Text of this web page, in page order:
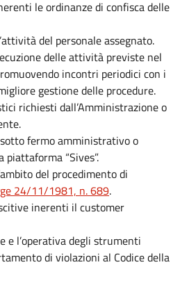
le ordinanze di confisca delle
del personale assegnato.
delle attività previste nel
incontri periodici con i
gestione delle procedure.
richiesti dall’Amministrazione o
fermo amministrativo o
“Sives”.
del procedimento di
24/11/1981, n. 689.
inerenti il customer
e l’operativa degli strumenti
di violazioni al Codice della